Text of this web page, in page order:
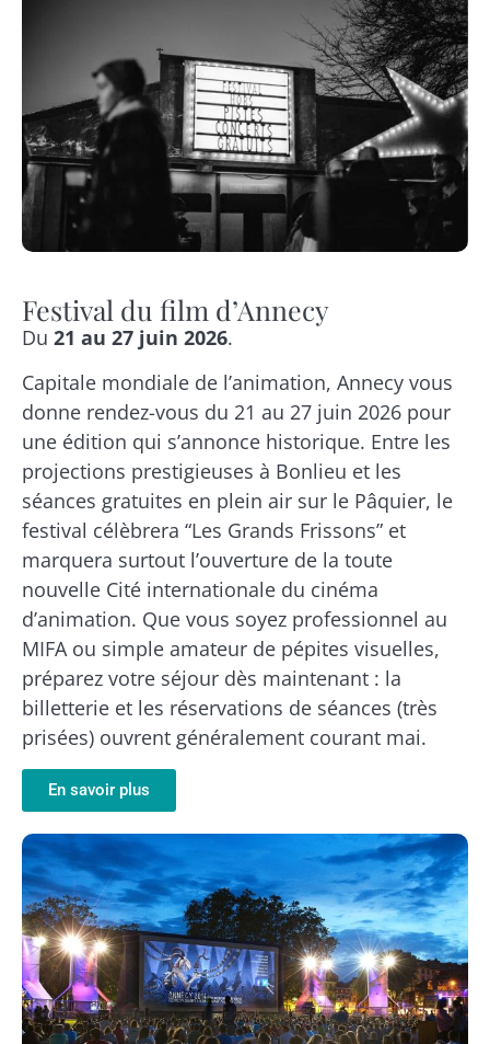
Festival du film d’Annecy
Du 21 au 27 juin 2026.
Capitale mondiale de l’animation, Annecy vous
donne rendez-vous du 21 au 27 juin 2026 pour
une édition qui s’annonce historique. Entre les
projections prestigieuses à Bonlieu et les
séances gratuites en plein air sur le Pâquier, le
festival célèbrera “Les Grands Frissons” et
marquera surtout l’ouverture de la toute
nouvelle Cité internationale du cinéma
d’animation. Que vous soyez professionnel au
MIFA ou simple amateur de pépites visuelles,
préparez votre séjour dès maintenant : la
billetterie et les réservations de séances (très
prisées) ouvrent généralement courant mai.
En savoir plus